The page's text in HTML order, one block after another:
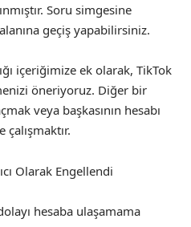
Soru simgesine
geçiş yapabilirsiniz.
içeriğimize ek olarak, TikTok
öneriyoruz. Diğer bir
veya başkasının hesabı
hesaba ulaşamama